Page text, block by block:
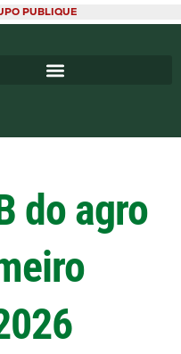
PUBLIQUE
do agro